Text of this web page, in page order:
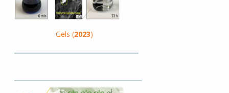
Gels (2023)